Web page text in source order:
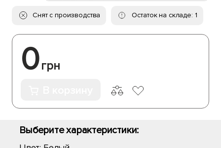
Снят с производства Остаток на складе: 1
0грн
Выберите характеристики: